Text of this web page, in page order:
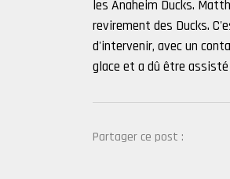
les Anaheim Ducks.
revirement des Ducks.
d'intervenir, avec un
glace et a dû être
Partager ce post :